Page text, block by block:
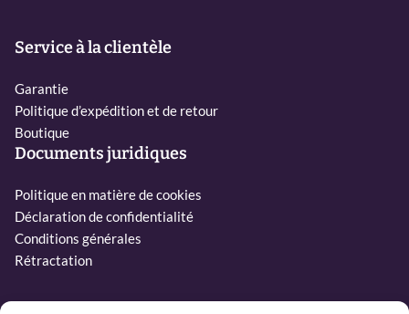
Service à la clientèle
Garantie
Politique d’expédition et de retour
Boutique
Documents juridiques
Politique en matière de cookies
Déclaration de confidentialité
Conditions générales
Rétractation